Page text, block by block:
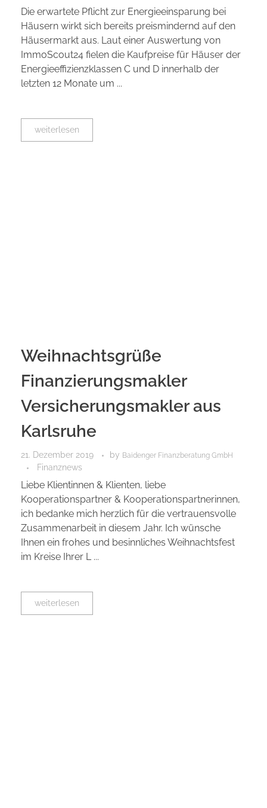
Die erwartete Pflicht zur Energieeinsparung bei
Häusern wirkt sich bereits preismindernd auf den
Häusermarkt aus. Laut einer Auswertung von
ImmoScout24 fielen die Kaufpreise für Häuser der
Energieeffizienzklassen C und D innerhalb der
letzten 12 Monate um ...
weiterlesen
Weihnachtsgrüße
Finanzierungsmakler
Versicherungsmakler aus
Karlsruhe
21. Dezember 2019 by Baidenger Finanzberatung GmbH
Finanznews
Liebe Klientinnen & Klienten, liebe
Kooperationspartner & Kooperationspartnerinnen,
ich bedanke mich herzlich für die vertrauensvolle
Zusammenarbeit in diesem Jahr. Ich wünsche
Ihnen ein frohes und besinnliches Weihnachtsfest
im Kreise Ihrer L ...
weiterlesen